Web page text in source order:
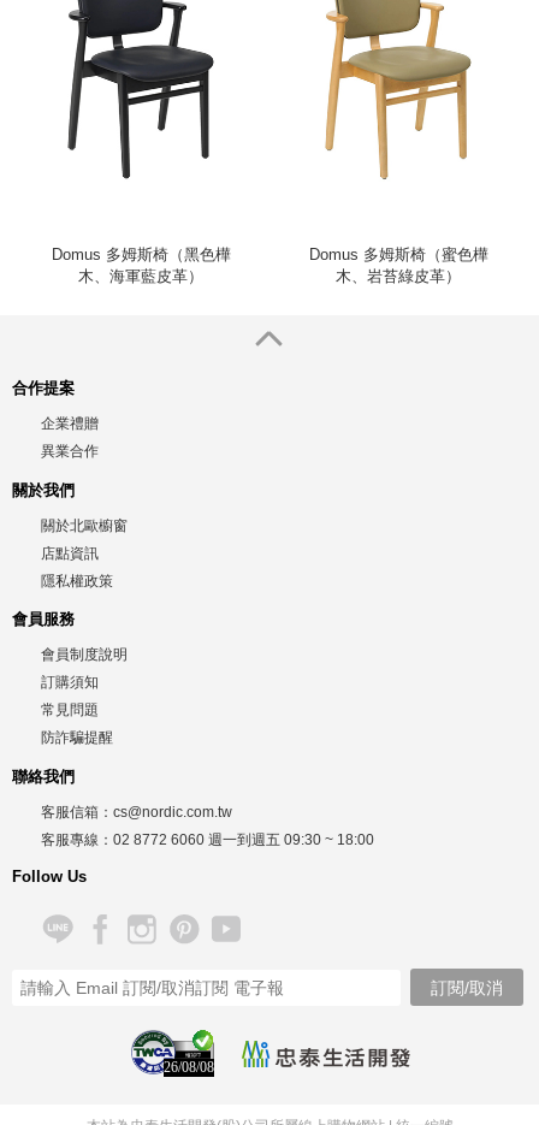
Domus 多姆斯椅（黑色樺
木、海軍藍皮革）
Domus 多姆斯椅（蜜色樺
木、岩苔綠皮革）
合作提案
企業禮贈
異業合作
關於我們
關於北歐櫥窗
店點資訊
隱私權政策
會員服務
會員制度說明
訂購須知
常見問題
防詐騙提醒
聯絡我們
客服信箱： cs@nordic.com.tw
客服專線： 02 8772 6060 週一到週五 09:30 ~ 18:00
Follow Us
26/08/08